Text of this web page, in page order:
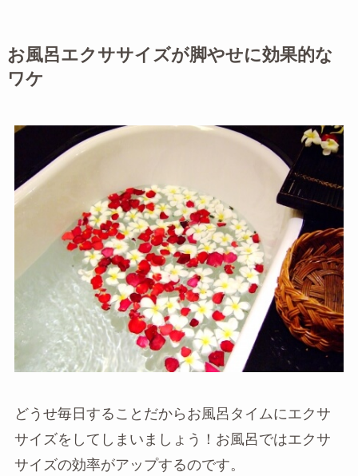
お風呂エクササイズが脚やせに効果的な
ワケ
どうせ毎日することだからお風呂タイムにエクサ
サイズをしてしまいましょう！お風呂ではエクサ
サイズの効率がアップするのです。